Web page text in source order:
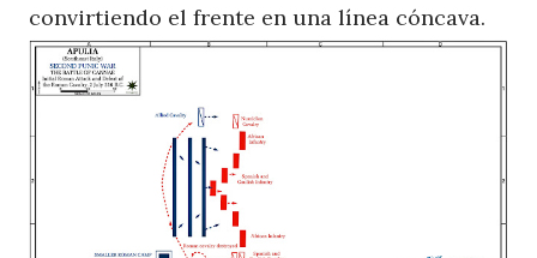
convirtiendo el frente en una línea cóncava.